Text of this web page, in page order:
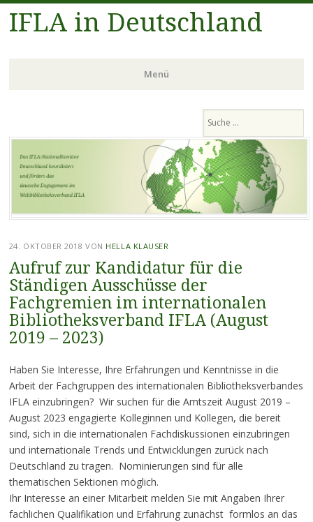
IFLA in Deutschland
Menü
springen
24. OKTOBER 2018 VON HELLA KLAUSER
Aufruf zur Kandidatur für die
Ständigen Ausschüsse der
Fachgremien im internationalen
Bibliotheksverband IFLA (August
2019 – 2023)
Haben Sie Interesse, Ihre Erfahrungen und Kenntnisse in die
Arbeit der Fachgruppen des internationalen Bibliotheksverbandes
IFLA einzubringen? Wir suchen für die Amtszeit August 2019 –
August 2023 engagierte Kolleginnen und Kollegen, die bereit
sind, sich in die internationalen Fachdiskussionen einzubringen
und internationale Trends und Entwicklungen zurück nach
Deutschland zu tragen. Nominierungen sind für alle
thematischen Sektionen möglich.
Ihr Interesse an einer Mitarbeit melden Sie mit Angaben Ihrer
fachlichen Qualifikation und Erfahrung zunächst formlos an das